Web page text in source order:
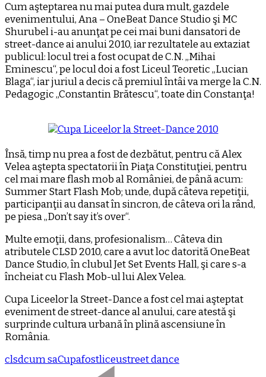
Cum aşteptarea nu mai putea dura mult, gazdele
evenimentului, Ana – OneBeat Dance Studio şi MC
Shurubel i-au anunţat pe cei mai buni dansatori de
street-dance ai anului 2010, iar rezultatele au extaziat
publicul: locul trei a fost ocupat de C.N. „Mihai
Eminescu“, pe locul doi a fost Liceul Teoretic „Lucian
Blaga“, iar juriul a decis că premiul întâi va merge la C.N.
Pedagogic „Constantin Brătescu“, toate din Constanţa!
Însă, timp nu prea a fost de dezbătut, pentru că Alex
Velea aştepta spectatorii în Piaţa Constituţiei, pentru
cel mai mare flash mob al României, de până acum:
Summer Start Flash Mob; unde, după câteva repetiţii,
participanţii au dansat în sincron, de câteva ori la rând,
pe piesa „Don’t say it’s over“.
Multe emoţii, dans, profesionalism… Câteva din
atributele CLSD 2010, care a avut loc datorită OneBeat
Dance Studio, în clubul Jet Set Events Hall, şi care s-a
încheiat cu Flash Mob-ul lui Alex Velea.
Cupa Liceelor la Street-Dance a fost cel mai aşteptat
eveniment de street-dance al anului, care atestă şi
surprinde cultura urbană în plină ascensiune în
România.
clsdcum saCupafostliceustreet dance